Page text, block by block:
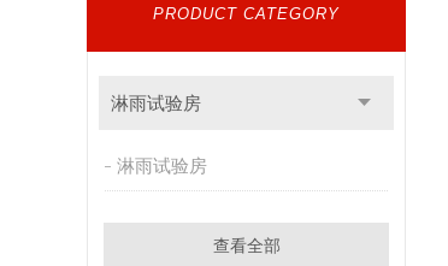
PRODUCT CATEGORY
淋雨试验房
淋雨试验房
查看全部